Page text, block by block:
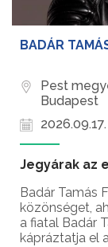
BADÁR
Pest
Budapest
2026.09.17.
Jegyárak az
Badár Tamás
közönséget,
a fiatal Badár
kápráztatja el